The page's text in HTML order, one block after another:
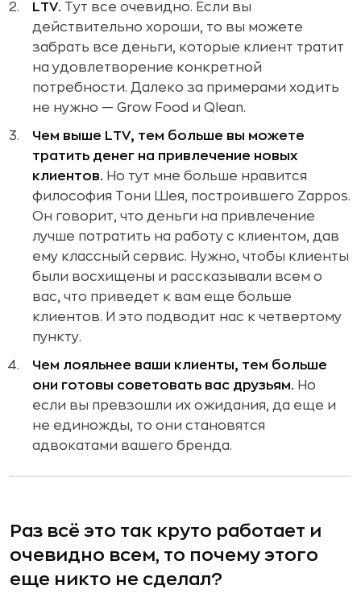
LTV. Тут все очевидно. Если вы
действительно хороши, то вы можете
забрать все деньги, которые клиент тратит
на удовлетворение конкретной
потребности. Далеко за примерами ходить
не нужно — Grow Food и Qlean.
Чем выше LTV, тем больше вы можете
тратить денег на привлечение новых
клиентов. Но тут мне больше нравится
философия Тони Шея, построившего Zappos.
Он говорит, что деньги на привлечение
лучше потратить на работу с клиентом, дав
ему классный сервис. Нужно, чтобы клиенты
были восхищены и рассказывали всем о
вас, что приведет к вам еще больше
клиентов. И это подводит нас к четвертому
пункту.
Чем лояльнее ваши клиенты, тем больше
они готовы советовать вас друзьям. Но
если вы превзошли их ожидания, да еще и
не единожды, то они становятся
адвокатами вашего бренда.
Раз всё это так круто работает и
очевидно всем, то почему этого
еще никто не сделал?